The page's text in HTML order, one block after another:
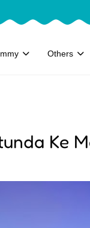
Others
Ke